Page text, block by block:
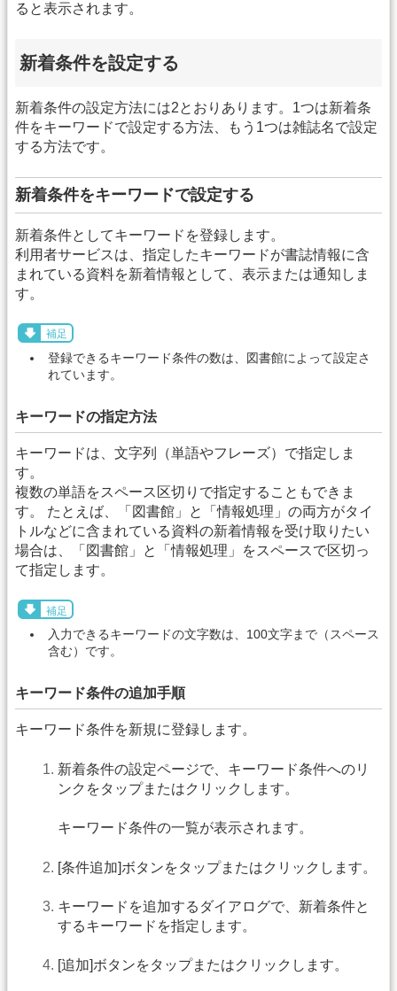
ると表示されます。
新着条件を設定する
新着条件の設定方法には2とおりあります。1つは新着条
件をキーワードで設定する方法、もう1つは雑誌名で設定
する方法です。
新着条件をキーワードで設定する
新着条件としてキーワードを登録します。
利用者サービスは、指定したキーワードが書誌情報に含
まれている資料を新着情報として、表示または通知しま
す。
補足
登録できるキーワード条件の数は、図書館によって設定さ
れています。
キーワードの指定方法
キーワードは、文字列（単語やフレーズ）で指定しま
す。
複数の単語をスペース区切りで指定することもできま
す。 たとえば、「図書館」と「情報処理」の両方がタイ
トルなどに含まれている資料の新着情報を受け取りたい
場合は、「図書館」と「情報処理」をスペースで区切っ
て指定します。
補足
入力できるキーワードの文字数は、100文字まで（スペース
含む）です。
キーワード条件の追加手順
キーワード条件を新規に登録します。
新着条件の設定ページで、キーワード条件へのリ
ンクをタップまたはクリックします。
キーワード条件の一覧が表示されます。
[条件追加]ボタンをタップまたはクリックします。
キーワードを追加するダイアログで、新着条件と
するキーワードを指定します。
[追加]ボタンをタップまたはクリックします。